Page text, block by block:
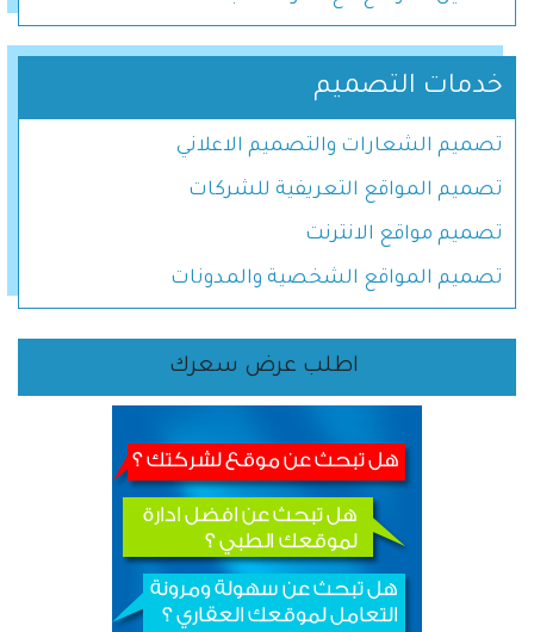
خدمات التصميم
تصميم الشعارات والتصميم الاعلاني
تصميم المواقع التعريفية للشركات
تصميم مواقع الانترنت
تصميم المواقع الشخصية والمدونات
اطلب عرض سعرك